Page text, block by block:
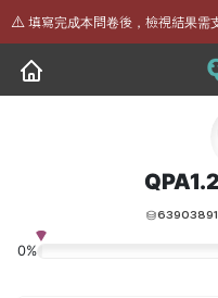
⚠️ 填寫完成本問卷後，檢視結果
0%